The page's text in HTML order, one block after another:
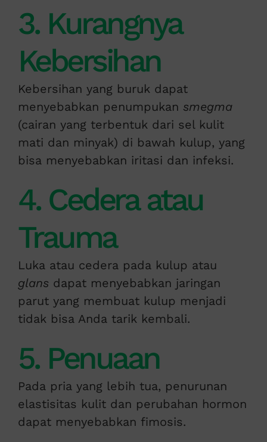
3. Kurangnya
Kebersihan
Kebersihan yang buruk dapat
menyebabkan penumpukan smegma
(cairan yang terbentuk dari sel kulit
mati dan minyak) di bawah kulup, yang
bisa menyebabkan iritasi dan infeksi.
4. Cedera atau
Trauma
Luka atau cedera pada kulup atau
glans dapat menyebabkan jaringan
parut yang membuat kulup menjadi
tidak bisa Anda tarik kembali.
5. Penuaan
Pada pria yang lebih tua, penurunan
elastisitas kulit dan perubahan hormon
dapat menyebabkan fimosis.